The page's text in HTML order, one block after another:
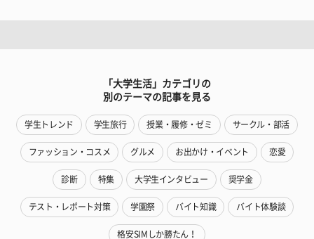
「大学生活」カテゴリの
別のテーマの記事を見る
学生トレンド 学生旅行 授業・履修・ゼミ サークル・部活
ファッション・コスメ グルメ お出かけ・イベント 恋愛
診断 特集 大学生インタビュー 奨学金
テスト・レポート対策 学園祭 バイト知識 バイト体験談
格安SIMしか勝たん！